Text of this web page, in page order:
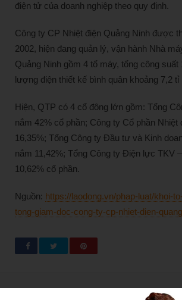
điện tử của doanh nghiệp theo quy định.
Công ty CP Nhiệt điện Quảng Ninh được
2002, hiện đang quản lý, vận hành Nhà
Quảng Ninh gồm 4 tổ máy, tổng công suất
lượng điện thiết kế bình quân khoảng 7,2 tỉ
Hiện, QTP có 4 cổ đông lớn gồm: Tổng
nắm 42% cổ phần; Công ty Cổ phần Nhiệt
16,35%; Tổng Công ty Đầu tư và Kinh
nắm 11,42%; Tổng Công ty Điện lực TKV
10,62% cổ phần.
Nguồn: https://laodong.vn/phap-luat/khoi-
tong-giam-doc-cong-ty-cp-nhiet-dien-